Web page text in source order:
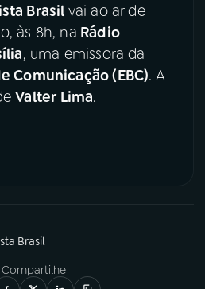
Brasil vai ao ar de
às 8h, na Rádio
, uma emissora da
Comunicação (EBC). A
Valter Lima.
Brasil
Compartilhe